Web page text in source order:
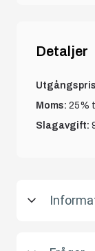
Detaljer
Moms: 25%
Slagavgift: